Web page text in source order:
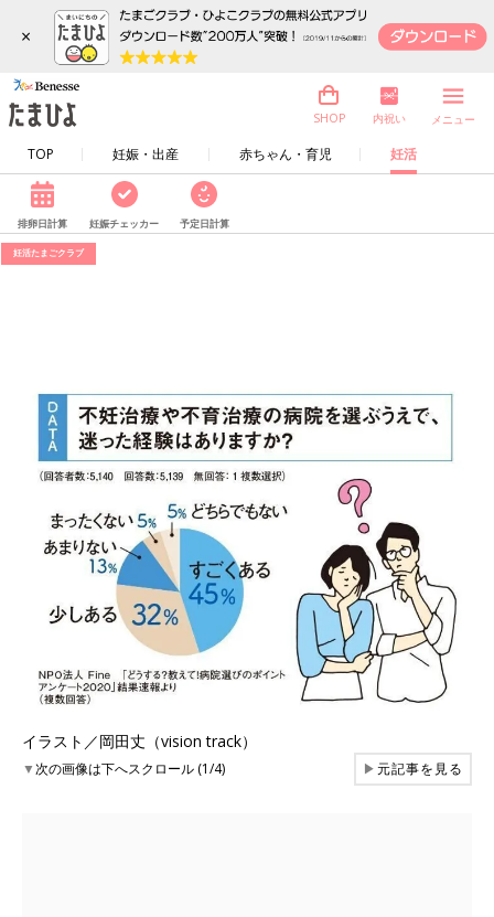
×
TOP 妊娠・出産 赤ちゃん・育児 妊活
SHOP 内祝い メニュー
排卵日計算 妊娠チェッカー 予定日計算
妊活たまごクラブ
イラスト／岡田丈（vision track）
▼次の画像は下へスクロール (1/4) ▶元記事を見る